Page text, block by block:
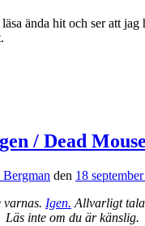
ända hit och ser att jag
/ Dead
den 18
varnas. Igen. Allvarligt
Läs inte om du är känslig.